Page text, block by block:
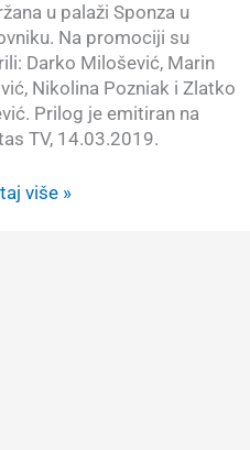
u palaži Sponza u
Na promociji su
Darko Milošević, Marin
Nikolina Pozniak i Zlatko
Prilog je emitiran na
TV, 14.03.2019.
više »